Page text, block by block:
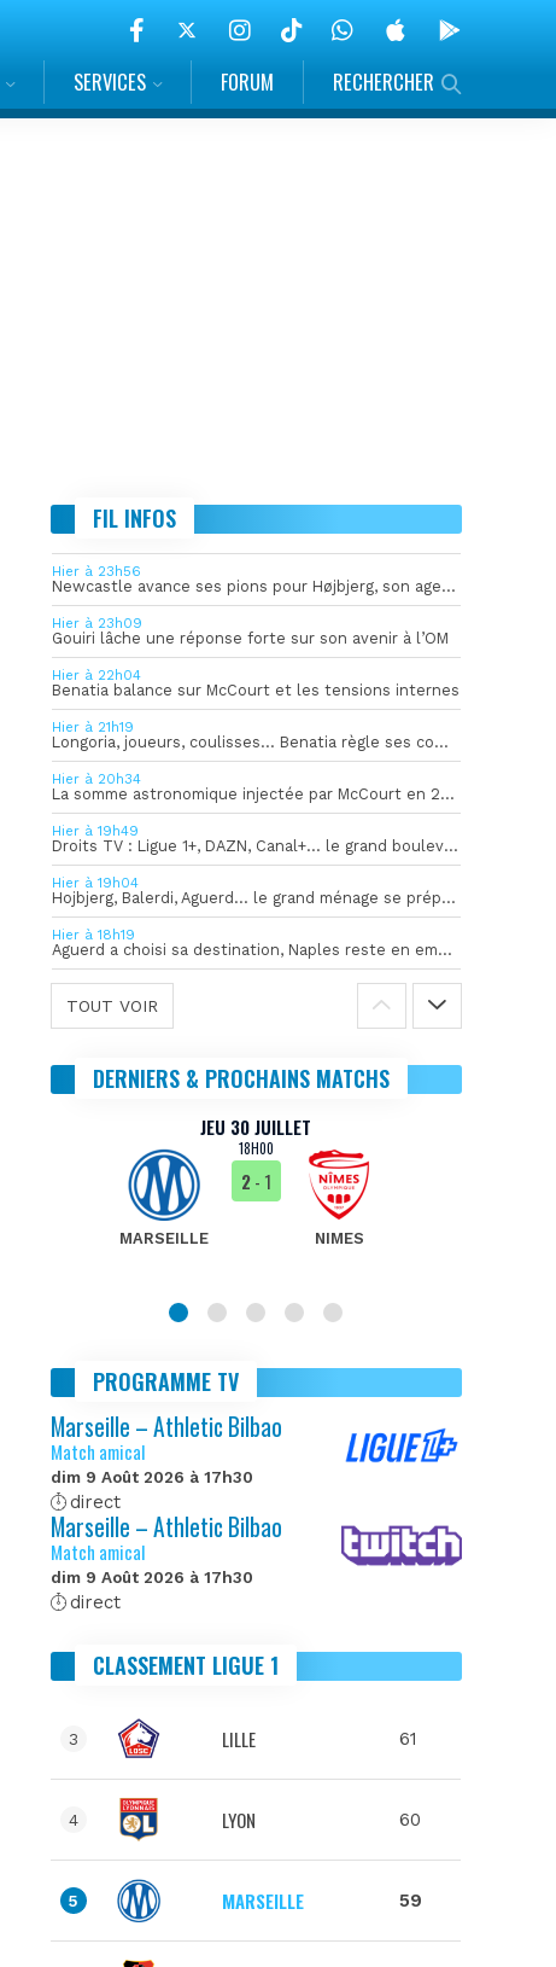
SERVICES FORUM RECHERCHER
FIL INFOS
Hier à 23h56
Newcastle avance ses pions pour Højbjerg, son agent sort du silence
Hier à 23h09
Gouiri lâche une réponse forte sur son avenir à l’OM
Hier à 22h04
Benatia balance sur McCourt et les tensions internes
Hier à 21h19
Longoria, joueurs, coulisses… Benatia règle ses comptes !
Hier à 20h34
La somme astronomique injectée par McCourt en 2026 pour soutenir l’OM
Hier à 19h49
Droits TV : Ligue 1+, DAZN, Canal+… le grand bouleversement
Hier à 19h04
Hojbjerg, Balerdi, Aguerd… le grand ménage se prépare
Hier à 18h19
Aguerd a choisi sa destination, Naples reste en embuscade
TOUT VOIR
DERNIERS & PROCHAINS MATCHS
JEU 30 JUILLET
18H00
MARSEILLE
2- 1
NIMES
PROGRAMME TV
Marseille – Athletic Bilbao
Match amical
dim 9 Août 2026 à 17h30
direct
Marseille – Athletic Bilbao
Match amical
dim 9 Août 2026 à 17h30
direct
CLASSEMENT LIGUE 1
3 LILLE 61
4 LYON 60
5 MARSEILLE 59